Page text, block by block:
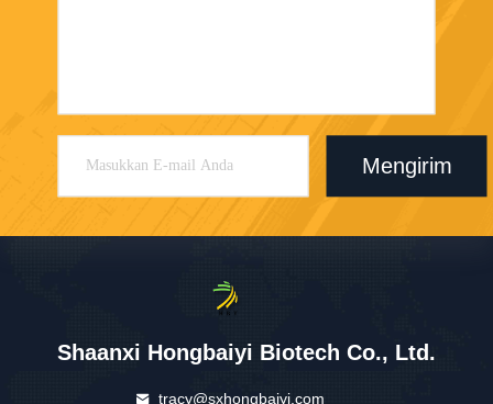
Mengirim
Shaanxi Hongbaiyi Biotech Co., Ltd.
tracy@sxhongbaiyi.com